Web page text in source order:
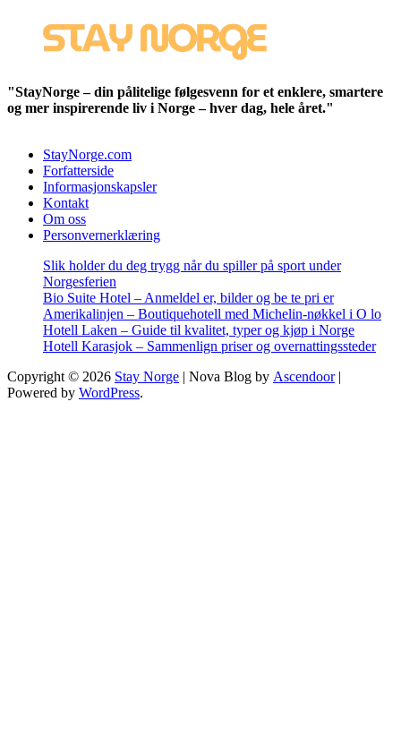
"StayNorge – din pålitelige følgesvenn for et enklere, smartere
og mer inspirerende liv i Norge – hver dag, hele året."
StayNorge.com
Forfatterside
Informasjonskapsler
Kontakt
Om oss
Personvernerklæring
Slik holder du deg trygg når du spiller på sport under
Norgesferien
Bio Suite Hotel – Anmeldel er, bilder og be te pri er
Amerikalinjen – Boutiquehotell med Michelin-nøkkel i O lo
Hotell Laken – Guide til kvalitet, typer og kjøp i Norge
Hotell Karasjok – Sammenlign priser og overnattingssteder
Copyright © 2026 Stay Norge | Nova Blog by Ascendoor|
Powered by WordPress.